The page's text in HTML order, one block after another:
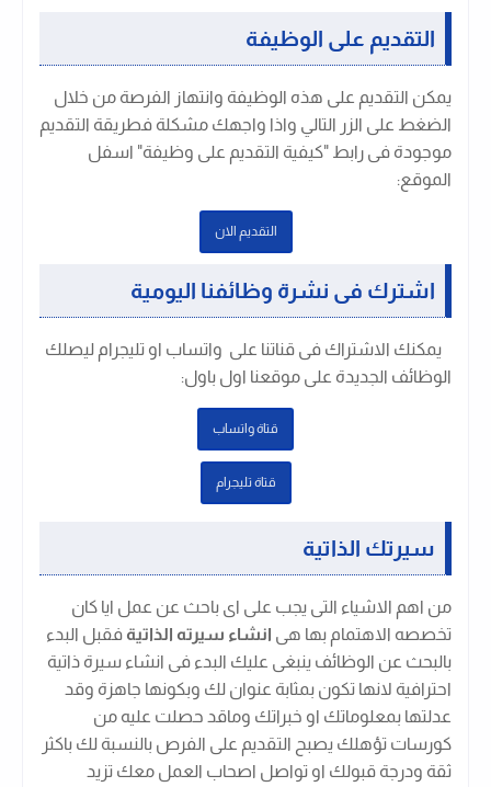
التقديم على الوظيفة
يمكن التقديم على هذه الوظيفة وانتهاز الفرصة من خلال
الضغط على الزر التالي واذا واجهك مشكلة فطريقة التقديم
موجودة فى رابط "كيفية التقديم على وظيفة" اسفل
الموقع:
التقديم الان
اشترك فى نشرة وظائفنا اليومية
يمكنك الاشتراك فى قناتنا على واتساب او تليجرام ليصلك
الوظائف الجديدة على موقعنا اول باول:
قتاة واتساب
قتاة تليجرام
سيرتك الذاتية
من اهم الاشياء التى يجب على اى باحث عن عمل ايا كان
تخصصه الاهتمام بها هى انشاء سيرته الذاتية فقبل البدء
بالبحث عن الوظائف ينبغى عليك البدء فى انشاء سيرة ذاتية
احترافية لانها تكون بمثابة عنوان لك وبكونها جاهزة وقد
عدلتها بمعلوماتك او خبراتك وماقد حصلت عليه من
كورسات تؤهلك يصبح التقديم على الفرص بالنسبة لك باكثر
ثقة ودرجة قبولك او تواصل اصحاب العمل معك تزيد